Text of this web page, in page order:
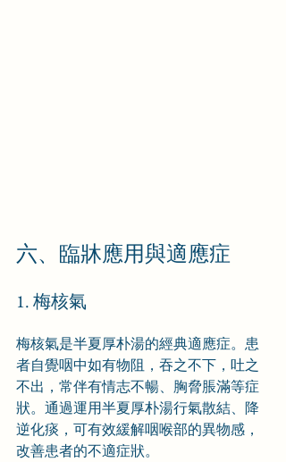
六、臨牀應用與適應症
1. 梅核氣
梅核氣是半夏厚朴湯的經典適應症。患
者自覺咽中如有物阻，吞之不下，吐之
不出，常伴有情志不暢、胸脅脹滿等症
狀。通過運用半夏厚朴湯行氣散結、降
逆化痰，可有效緩解咽喉部的異物感，
改善患者的不適症狀。